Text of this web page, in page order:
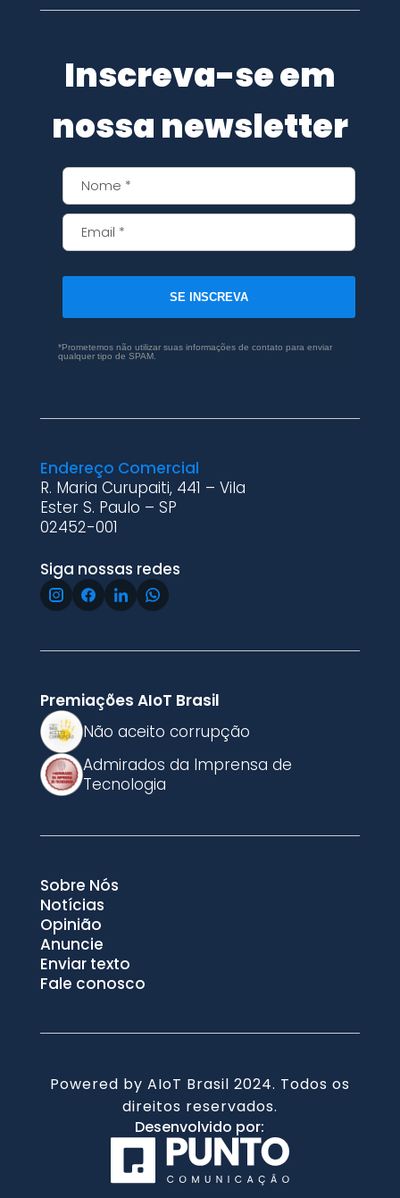
Inscreva-se em
nossa newsletter
SE INSCREVA
*Prometemos não utilizar suas informações de contato para enviar
qualquer tipo de SPAM.
Endereço Comercial
R. Maria Curupaiti, 441 – Vila
Ester S. Paulo – SP
02452-001
Siga nossas redes
Premiações AIoT Brasil
Não aceito corrupção
Admirados da Imprensa de
Tecnologia
Sobre Nós
Notícias
Opinião
Anuncie
Enviar texto
Fale conosco
Powered by AIoT Brasil 2024. Todos os
direitos reservados.
Desenvolvido por: